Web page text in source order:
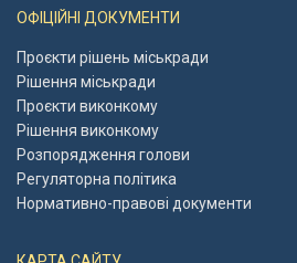
ОФІЦІЙНІ ДОКУМЕНТИ
Проєкти рішень міськради
Рішення міськради
Проєкти виконкому
Рішення виконкому
Розпорядження голови
Регуляторна політика
Нормативно-правові документи